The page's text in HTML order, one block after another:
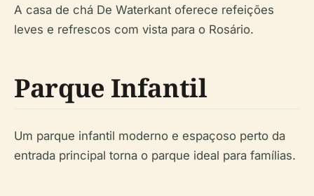
A casa de chá De Waterkant oferece refeições
leves e refrescos com vista para o Rosário.
Parque Infantil
Um parque infantil moderno e espaçoso perto da
entrada principal torna o parque ideal para famílias.